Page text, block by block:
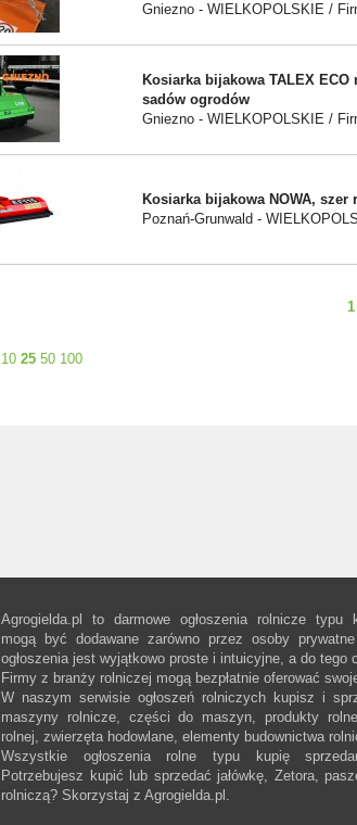
Gniezno - WIELKOPOLSKIE /
Kosiarka bijakowa TALEX
sadów ogrodów
Gniezno - WIELKOPOLSKIE /
Kosiarka bijakowa NOWA, szer
Poznań-Grunwald -
1
10 25 50 100
Agrogielda.pl to darmowe ogłoszenia rolnicze typu
mogą być dodawane zarówno przez osoby
ogłoszenia jest wyjątkowo proste i intuicyjne, a do tego
Firmy z branży rolniczej mogą bezpłatnie oferować
W naszym serwisie ogłoszeń rolniczych kupisz i
maszyny rolnicze, części do maszyn, produkty
rolnej, zwierzęta hodowlane, elementy budownictwa
Wszystkie ogłoszenia rolne typu kupię
Potrzebujesz kupić lub sprzedać jałówkę, Zetora,
rolniczą? Skorzystaj z Agrogielda.pl.